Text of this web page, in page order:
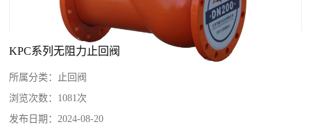
KPC系列无阻力止回阀
所属分类：
止回阀
浏览次数： 1081次
发布日期：2024-08-20